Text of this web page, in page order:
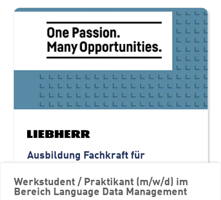
Werkstudent / Praktikant (m/w/d) im
Bereich Language Data Management
Ausbildung Fachkraft für
(m/w/d)
Firmengruppe Liebherr